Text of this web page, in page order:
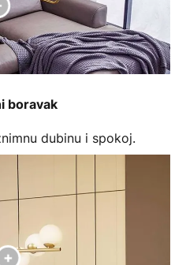
boravak
dubinu i spokoj.